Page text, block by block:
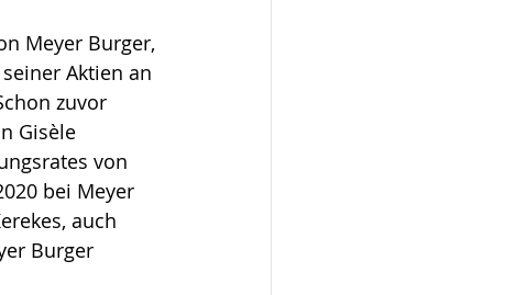
Meyer Burger,
Aktien an
zuvor
Gisèle
von
bei Meyer
auch
Burger